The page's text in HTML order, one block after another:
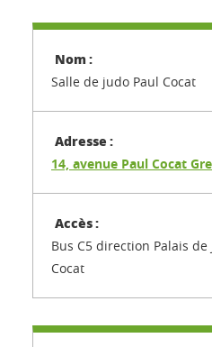
Salle de judo Paul Cocat
14, avenue Paul Cocat
Bus C5 direction Palais
Cocat